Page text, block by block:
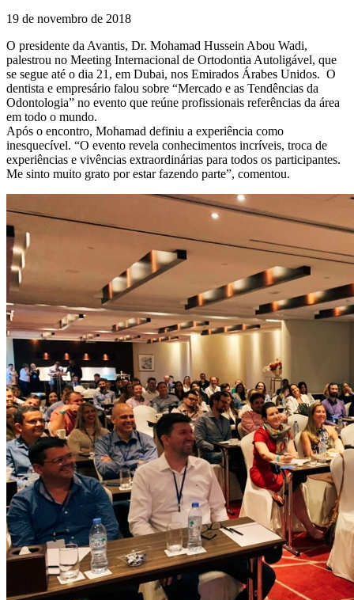
19 de novembro de 2018
O presidente da Avantis, Dr. Mohamad Hussein Abou Wadi,
palestrou no Meeting Internacional de Ortodontia Autoligável, que
se segue até o dia 21, em Dubai, nos Emirados Árabes Unidos. O
dentista e empresário falou sobre “Mercado e as Tendências da
Odontologia” no evento que reúne profissionais referências da área
em todo o mundo.
Após o encontro, Mohamad definiu a experiência como
inesquecível. “O evento revela conhecimentos incríveis, troca de
experiências e vivências extraordinárias para todos os participantes.
Me sinto muito grato por estar fazendo parte”, comentou.